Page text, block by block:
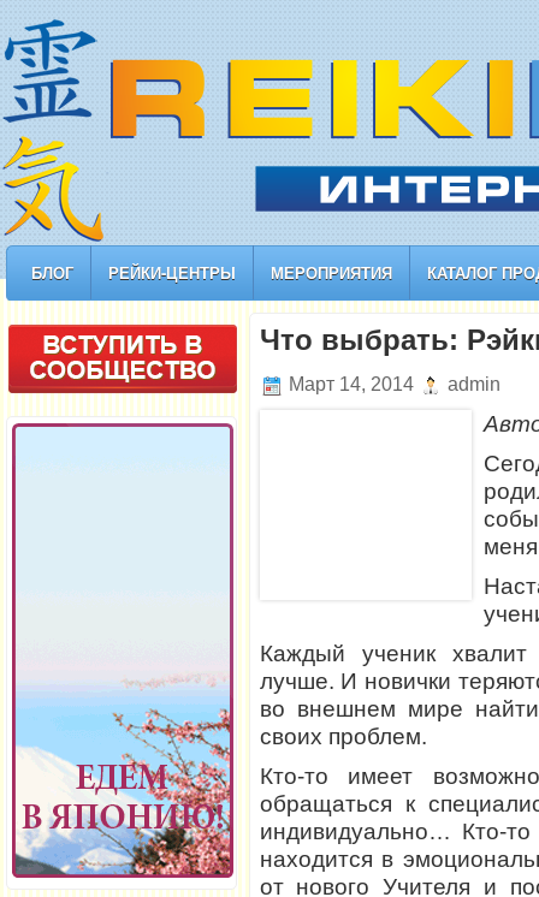
БЛОГ РЕЙКИ-ЦЕНТРЫ МЕРОПРИЯТИЯ КАТАЛОГ
Что выбрать:
Март 14, 2014 admin
Каждый ученик
лучше. И новички
во внешнем мире
своих проблем.
Кто-то имеет
обращаться к
индивидуально… Кто-
находится в
от нового Учителя и